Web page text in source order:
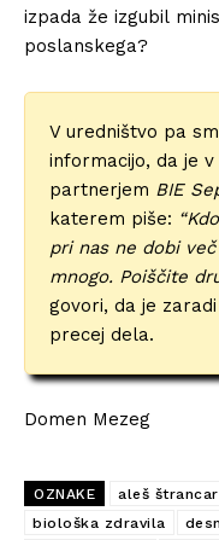
izpada že izgubil
poslanskega?
V uredništvo pa
informacijo, da je
partnerjem BIE
katerem piše:
pri nas ne dobi
mnogo. Poiščite
govori, da je
precej dela.
Domen Mezeg
OZNAKE aleš štrancar
biološka zdravila